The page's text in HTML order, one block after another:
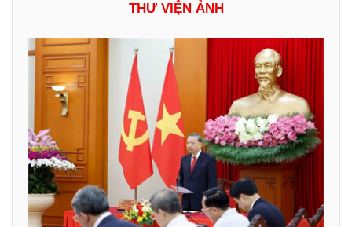
THƯ VIỆN ẢNH